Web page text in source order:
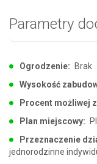
Parametry
Ogrodzenie: Brak
Wysokość
Procent możliwej
Plan miejscowy:
Przeznaczenie
jednorodzinne